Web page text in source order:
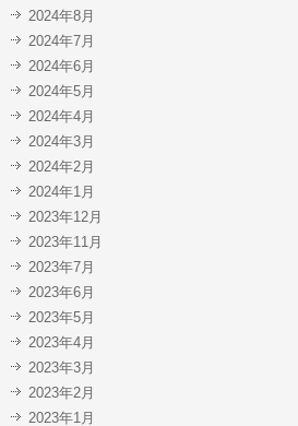
2024年8月
2024年7月
2024年6月
2024年5月
2024年4月
2024年3月
2024年2月
2024年1月
2023年12月
2023年11月
2023年7月
2023年6月
2023年5月
2023年4月
2023年3月
2023年2月
2023年1月